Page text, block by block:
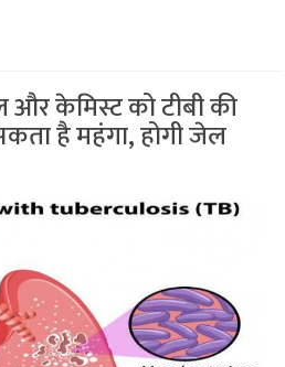
और केमिस्ट को टीबी की
है महंगा, होगी जेल